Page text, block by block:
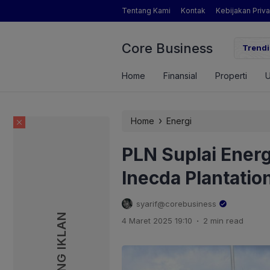
Tentang Kami Kontak Kebijakan
Core Business
Pertanian yang Dimaksud Mentan Amran?
Home Finansial Properti
Home › Energi
PLN Suplai
Inecda
syarif@corebusiness
4 Maret 2025 19:10 . 2 min read